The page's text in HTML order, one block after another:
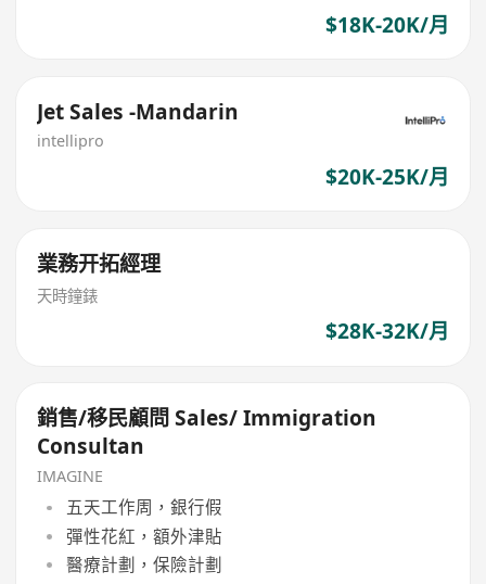
$18K-20K/月
Jet Sales -Mandarin
intellipro
$20K-25K/月
業務开拓經理
天時鐘錶
$28K-32K/月
銷售/移民顧問 Sales/ Immigration
Consultan
IMAGINE
五天工作周，銀行假
彈性花紅，額外津貼
醫療計劃，保險計劃